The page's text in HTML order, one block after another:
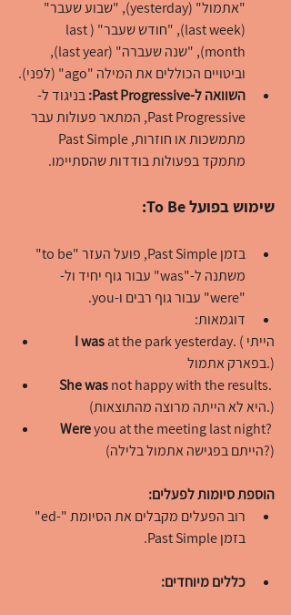
"אתמול" (yesterday), "שבוע שעבר"
(last week), "חודש שעבר" (last
month), "שנה שעברה" (last year),
וביטויים הכוללים את המילה "ago" (לפני).
השוואה ל-Past Progressive:
בניגוד ל-
Past Progressive, המתאר פעולות עבר
מתמקד בפעולות בודדות שהסתיימו.
שימוש בפועל To Be:
בזמן Past Simple, פועל העזר "to be"
משתנה ל-"was" עבור גוף יחיד ול-
"were" עבור גוף רבים ו-you.
דוגמאות:
I was at the park yesterday. (הייתי
בפארק אתמול.)
She was not happy with the results.
(היא לא הייתה מרוצה מהתוצאות.)
Were you at the meeting last night?
(הייתם בפגישה אתמול בלילה?)
הוספת סיומות לפעלים:
רוב הפעלים מקבלים את הסיומת "-ed"
בזמן Past Simple.
כללים מיוחדים: